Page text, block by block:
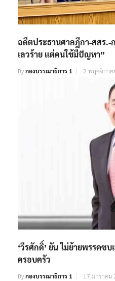
อดีตประธานศาลฎีกา-สสร.-
เลวร้าย แต่คนใช้มีปัญหา”
Byกองบรรณาธิการ 1 2 พฤศจิกา
‘วีรศักดิ์​’ ยัน​ ไม่ย้ายพรรคซ
ครอบครัว
Byกองบรรณาธิการ 1 17 มกราคม